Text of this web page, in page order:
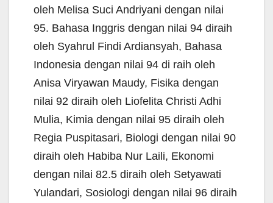
oleh Melisa Suci Andriyani dengan nilai
95. Bahasa Inggris dengan nilai 94 diraih
oleh Syahrul Findi Ardiansyah, Bahasa
Indonesia dengan nilai 94 di raih oleh
Anisa Viryawan Maudy, Fisika dengan
nilai 92 diraih oleh Liofelita Christi Adhi
Mulia, Kimia dengan nilai 95 diraih oleh
Regia Puspitasari, Biologi dengan nilai 90
diraih oleh Habiba Nur Laili, Ekonomi
dengan nilai 82.5 diraih oleh Setyawati
Yulandari, Sosiologi dengan nilai 96 diraih